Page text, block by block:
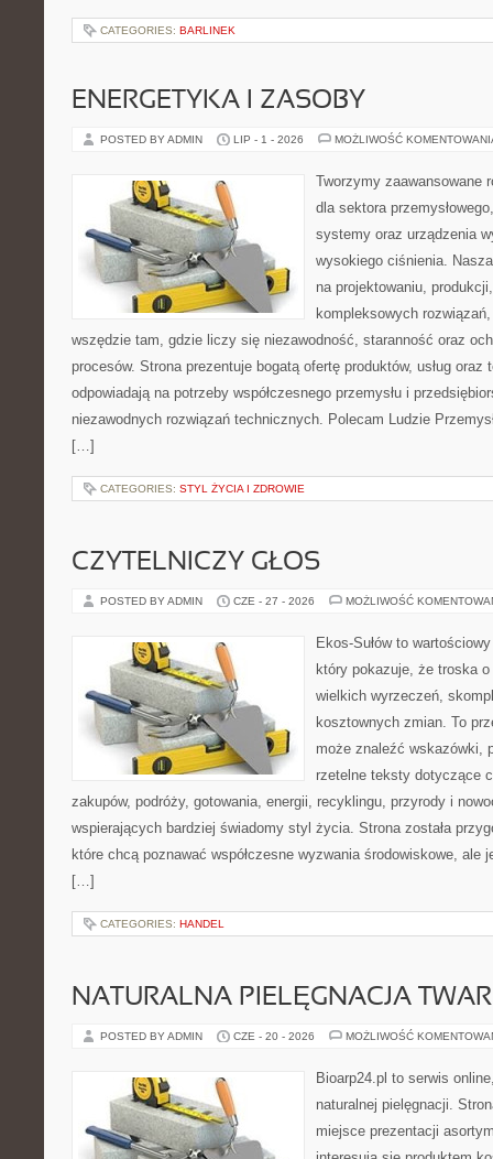
CATEGORIES: BARLINEK
ENERGETYKA I ZASOBY
POSTED BY ADMIN LIP - 1 - 2026 MOŻLIWOŚĆ
Tworzymy zaawansowane
dla sektora
systemy oraz urządzenia
wysokiego ciśnienia.
na projektowaniu,
kompleksowych
wszędzie tam, gdzie liczy się niezawodność, staranność oraz
procesów. Strona prezentuje bogatą ofertę produktów, usług oraz
odpowiadają na potrzeby współczesnego przemysłu i
niezawodnych rozwiązań technicznych. Polecam Ludzie
[…]
CATEGORIES: STYL ŻYCIA I ZDROWIE
CZYTELNICZY GŁOS
POSTED BY ADMIN CZE - 27 - 2026 MOŻLIWOŚĆ
Ekos-Sułów to
który pokazuje, że troska
wielkich wyrzeczeń,
kosztownych zmian. To
może znaleźć wskazówki,
rzetelne teksty dotyczące
zakupów, podróży, gotowania, energii, recyklingu, przyrody i
wspierających bardziej świadomy styl życia. Strona została
które chcą poznawać współczesne wyzwania środowiskowe, ale
[…]
CATEGORIES: HANDEL
NATURALNA PIELĘGNACJA
POSTED BY ADMIN CZE - 20 - 2026 MOŻLIWOŚĆ
Bioarp24.pl to serwis
naturalnej pielęgnacji.
miejsce prezentacji